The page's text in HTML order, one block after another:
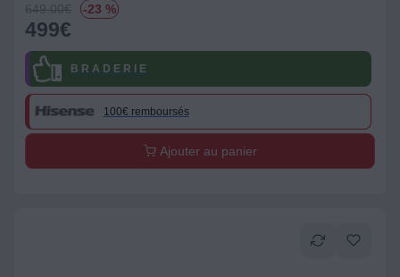
649.00€ -23 %
499€
B R A D E R I E
100€ remboursés
Ajouter au panier